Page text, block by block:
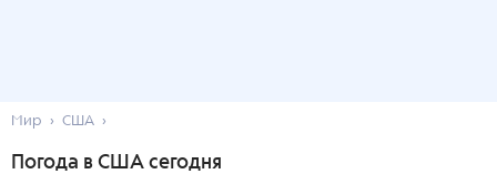
Мир США
Погода в США сегодня